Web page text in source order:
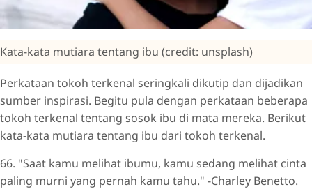
Kata-kata mutiara tentang ibu (credit: unsplash)
Perkataan tokoh terkenal seringkali dikutip dan dijadikan
sumber inspirasi. Begitu pula dengan perkataan beberapa
tokoh terkenal tentang sosok ibu di mata mereka. Berikut
kata-kata mutiara tentang ibu dari tokoh terkenal.
66. "Saat kamu melihat ibumu, kamu sedang melihat cinta
paling murni yang pernah kamu tahu." -Charley Benetto.